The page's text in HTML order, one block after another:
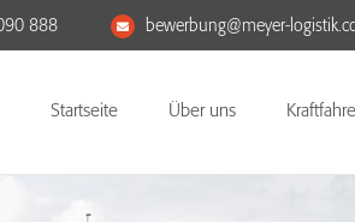
888 bewerbung@meyer-
Startseite Über uns